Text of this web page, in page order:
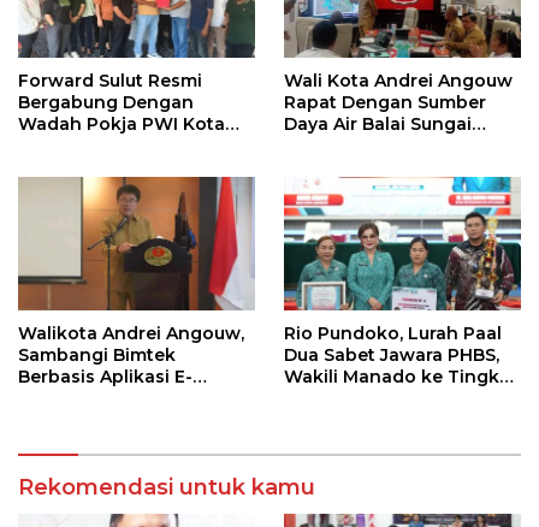
Forward Sulut Resmi
Bergabung Dengan
Wadah Pokja PWI Kota
Wali Kota Andrei Angouw
Rapat Dengan Sumber
Daya Air Balai Sungai
Walikota Andrei Angouw,
Sambangi Bimtek
Berbasis Aplikasi E-
Rio Pundoko, Lurah Paal
Dua Sabet Jawara PHBS,
Wakili Manado ke Tingkat
Rekomendasi untuk kamu